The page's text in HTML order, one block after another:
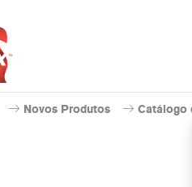
Novos Produtos Catálogo